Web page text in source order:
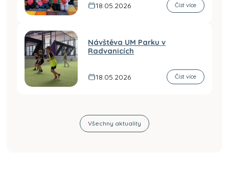
18.05.2026 Číst více
Návštěva UM Parku v
Radvanicích
18.05.2026 Číst více
Všechny aktuality